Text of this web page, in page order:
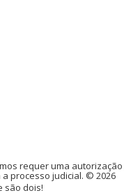
requer uma
processo judicial. © 2026
são dois!